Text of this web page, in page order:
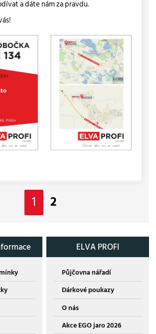
a dáte nám za pravdu.
1 2
ELVA PROFI
Půjčovna nářadí
Dárkové poukazy
O nás
Akce EGO jaro 2026